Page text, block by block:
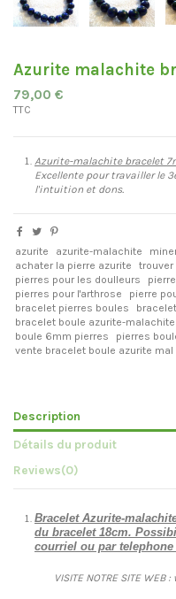
Azurite malachite
79,00 €
TTC
Azurite-malachite bracelet
Excellente pour travailler le
l'intuition et dons.
azurite azurite-malachite
achater la pierre azurite
trouver
pierres pour les doulleurs
pierres pour l'arthrose
pierre
bracelet pierres boules
bracelet boule azurite-malachite
boule 6mm pierres
pierres
vente bracelet boule azurite mal
Description
Détails du produit
Reviews(0)
Bracelet Azurite-
du bracelet 18cm.
courriel ou par telephone
VISITE NOTRE SITE